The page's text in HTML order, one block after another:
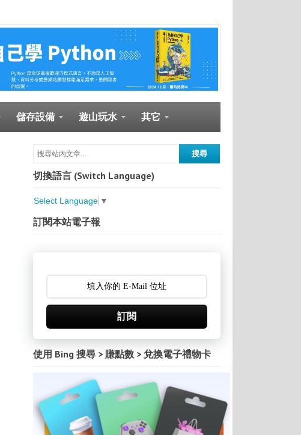
儲存設備 遊山玩水 其它
切換語言 (Switch Language)
Select Language ▼
訂閱本站電子報
訂閱
使用 Bing 搜尋 > 賺點數 > 兌換電子禮物卡